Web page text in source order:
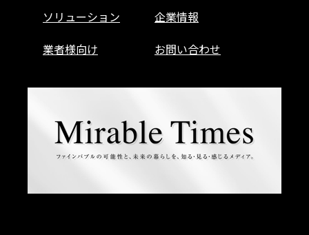
ソリューション
企業情報
業者様向け
お問い合わせ